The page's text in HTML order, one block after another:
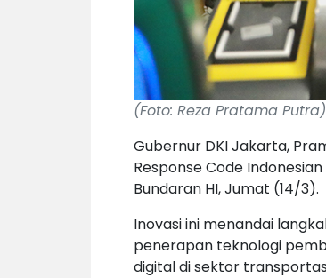
(Foto: Reza Pratama Putra)
Gubernur DKI Jakarta,
Response Code
Bundaran HI, Jumat (14/3).
Inovasi ini menandai
penerapan teknologi
digital di sektor